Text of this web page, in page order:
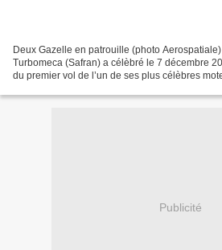
Deux Gazelle en patrouille (photo
Turbomeca (Safran) a célèbré le 7 décembre
du premier vol de l’un de ses plus célèbres
Publicité